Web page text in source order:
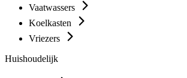
Vaatwassers
Koelkasten
Vriezers
Huishoudelijk